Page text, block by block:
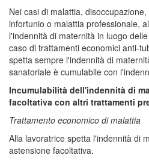
Nei casi di malattia,
infortunio o malattia professionale,
l'indennità di maternità in luogo
caso di trattamenti economici anti-
spetta sempre l'indennità di
sanatoriale è cumulabile con
Incumulabilità dell'indennità di
facoltativa con altri trattamenti
Trattamento economico di malattia
Alla lavoratrice spetta l'indennità di
astensione facoltativa.